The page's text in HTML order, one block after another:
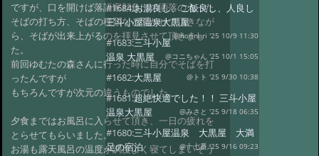
ですが、口を開けば落語家顔負けの洒落の入った
そばの打ち方、そばの種類など聞かせて頂きなが
ら、そばが出来上がるのを拝見させて頂きまし
た。
前回ゆむたの森さんに行った時に自分でそばを打
ったんですが
もちろんですが次元の違うものでした。
夕食まではお風呂に入らせて頂き、一日の疲れを
とらせてもらいました。
お湯も露天風呂の温度が調度よく寝てしまいそう
#1684:お湯良し、ご飯良し、人良し
三斗小屋温泉大黒屋
@norinori '25 10/9 11:30
#1683:三斗小屋
温泉 大黒屋
@コニちゃん '25 10/1 15:05
#1682:大黒屋 @トト '25 9/30 10:38
#1681:超絶快適でした！！ 三斗小屋
温泉大黒屋
@みさと '25 9/18 06:35
#1680:三斗小屋温泉 大黒屋 大満
足の宿泊
@十七番 '25 9/16 09:23